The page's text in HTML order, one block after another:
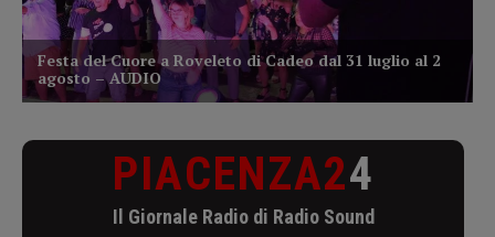
PIACENZA24
Il Giornale Radio di Radio Sound